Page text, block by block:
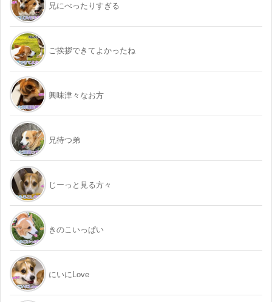
兄にべったりすぎる
ご挨拶できてよかったね
興味津々なお方
兄待つ弟
じーっと見る方々
きのこいっぱい
にいにLove